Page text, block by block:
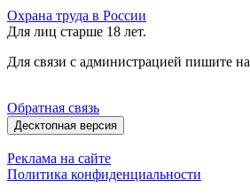
Охрана труда в России
Для лиц старше 18 лет.
Для связи с администрацией пишите на
Обратная связь
Десктопная версия
Реклама на сайте
Политика конфиденциальности